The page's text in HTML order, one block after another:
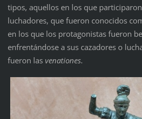
tipos, aquellos en los que
luchadores, que fueron conocidos
en los que los protagonistas fueron
enfrentándose a sus cazadores o
fueron las venationes.